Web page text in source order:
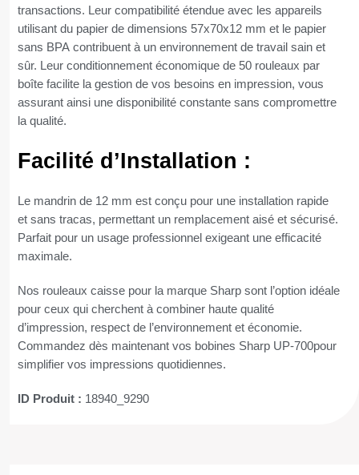
transactions. Leur compatibilité étendue avec les appareils
utilisant du papier de dimensions 57x70x12 mm et le papier
sans BPA contribuent à un environnement de travail sain et
sûr. Leur conditionnement économique de 50 rouleaux par
boîte facilite la gestion de vos besoins en impression, vous
assurant ainsi une disponibilité constante sans compromettre
la qualité.
Facilité d’Installation :
Le mandrin de 12 mm est conçu pour une installation rapide
et sans tracas, permettant un remplacement aisé et sécurisé.
Parfait pour un usage professionnel exigeant une efficacité
maximale.
Nos rouleaux caisse pour la marque Sharp sont l’option idéale
pour ceux qui cherchent à combiner haute qualité
d’impression, respect de l’environnement et économie.
Commandez dès maintenant vos bobines Sharp UP-700pour
simplifier vos impressions quotidiennes.
ID Produit : 18940_9290